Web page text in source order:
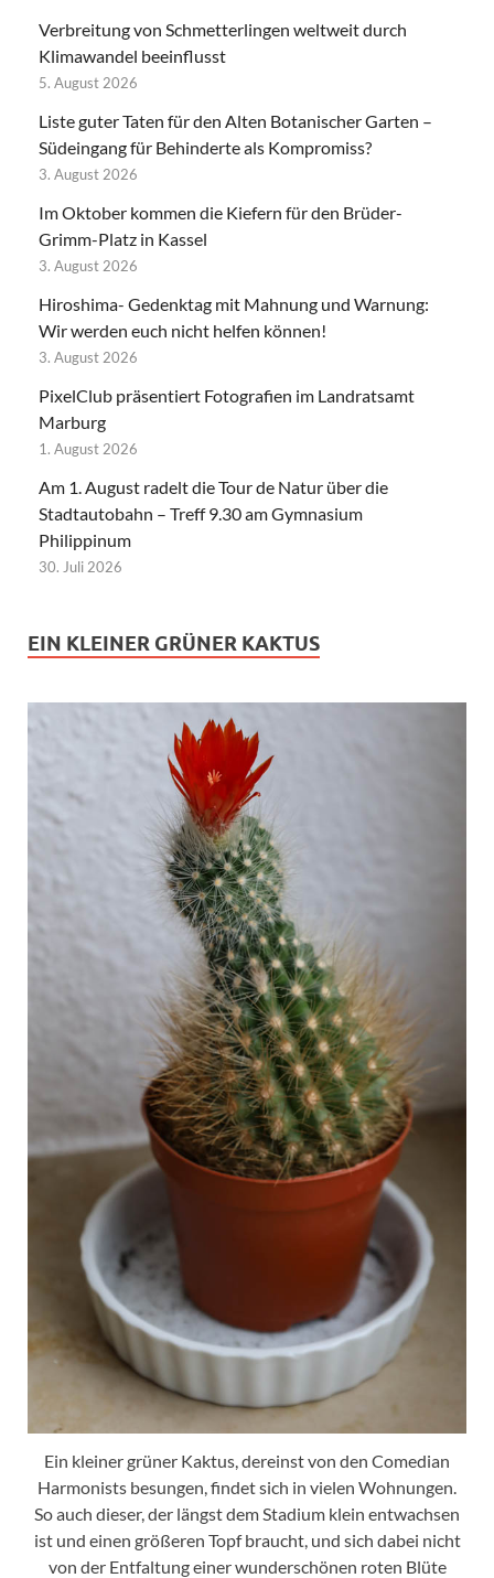
Verbreitung von Schmetterlingen weltweit durch
Klimawandel beeinflusst
5. August 2026
Liste guter Taten für den Alten Botanischer Garten –
Südeingang für Behinderte als Kompromiss?
3. August 2026
Im Oktober kommen die Kiefern für den Brüder-
Grimm-Platz in Kassel
3. August 2026
Hiroshima- Gedenktag mit Mahnung und Warnung:
Wir werden euch nicht helfen können!
3. August 2026
PixelClub präsentiert Fotografien im Landratsamt
Marburg
1. August 2026
Am 1. August radelt die Tour de Natur über die
Stadtautobahn – Treff 9.30 am Gymnasium
Philippinum
30. Juli 2026
EIN KLEINER GRÜNER KAKTUS
Ein kleiner grüner Kaktus, dereinst von den Comedian
Harmonists besungen, findet sich in vielen Wohnungen.
So auch dieser, der längst dem Stadium klein entwachsen
ist und einen größeren Topf braucht, und sich dabei nicht
von der Entfaltung einer wunderschönen roten Blüte